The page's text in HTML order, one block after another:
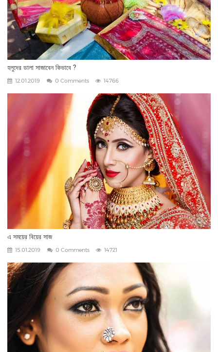
হলুদের ডালা সাজাবেন কিভাবে ?
12.01.2019 0 Comments 14766
এ সময়ের বিয়ের সাজ
15.01.2019 0 Comments 14721